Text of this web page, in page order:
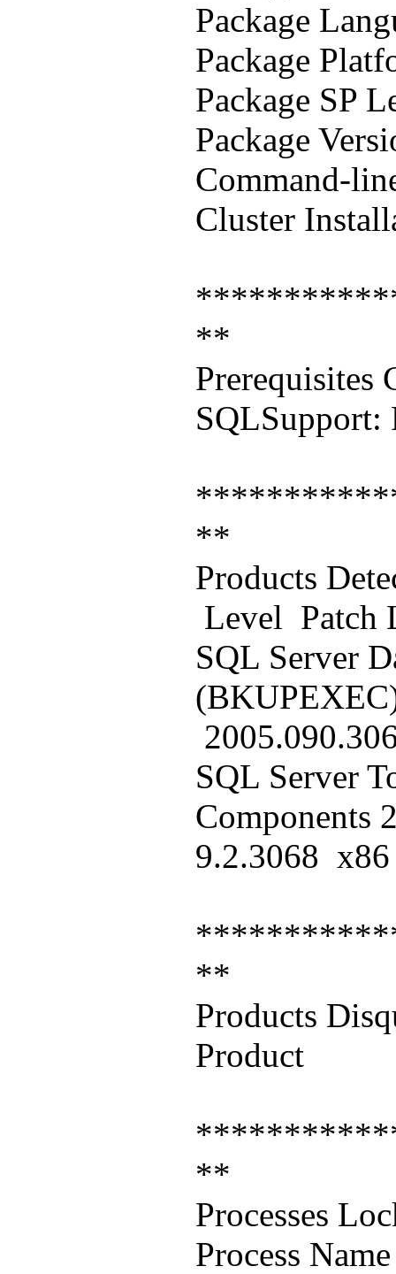
Package
Package
Package SP
Package
Command-
Cluster
**
Prerequisites
SQLSupport:
**
Products
Level
SQL Server
SQL Server
9.2.3068
**
Products
**
Processes
Process